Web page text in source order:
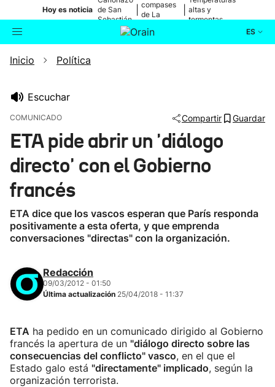
Hoy es noticia de San
Sebastián
compases
de La
altas y
tormentas
ES
Buscador
Ikusmiran
Inicio Política
Escuchar
COMUNICADO Compartir Guardar
ETA pide abrir un 'diálogo
directo' con el Gobierno
francés
ETA dice que los vascos esperan que París responda
positivamente a esta oferta, y que emprenda
conversaciones "directas" con la organización.
Redacción
09/03/2012 - 01:50
Última actualización 25/04/2018 - 11:37
ETA ha pedido en un comunicado dirigido al Gobierno
francés la apertura de un "diálogo directo sobre las
consecuencias del conflicto" vasco, en el que el
Estado galo está "directamente" implicado, según la
organización terrorista.